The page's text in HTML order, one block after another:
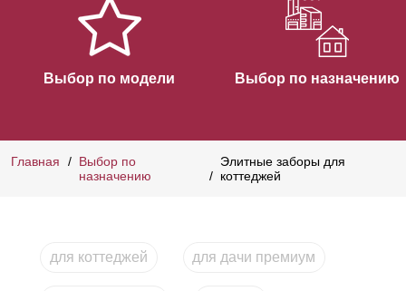
Выбор по модели Выбор по назначению
Главная
Выбор по
назначению
Элитные заборы для
коттеджей
для коттеджей для дачи премиум